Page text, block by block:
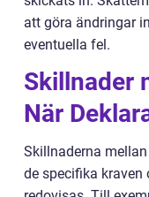
att göra ändringar
eventuella fel.
Skillnader
När
Skillnaderna
de specifika